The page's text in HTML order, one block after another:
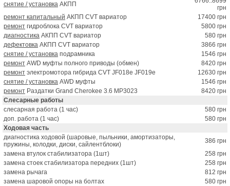
снятие / установка АКПП
грн
ремонт капитальный АКПП CVT вариатор
17400 грн
ремонт гидроблока CVT вариатор
5800 грн
диагностика АКПП CVT вариатор
580 грн
дефектовка АКПП CVT вариатор
3866 грн
снятие / установка подрамника
1546 грн
ремонт AWD муфты полного приводы (обмен)
8420 грн
ремонт электромотора гибрида CVT JF018e JF019e
12630 грн
снятие / установка AWD муфты
1546 грн
ремонт Раздатки Grand Cherokee 3.6 MP3023
8420 грн
Слесарные работы
слесарная работа (1 час)
580 грн
доп. работа (1 час)
580 грн
Ходовая часть
диагностика ходовой (шаровые, пыльники, амортизаторы,
пружины, колодки, диски, сайлентблоки)
386 грн
замена втулок стабилизатора (1шт)
258 грн
замена стоек стабилизатора передних (1шт)
258 грн
замена рычага
812 грн
замена шаровой опоры на болтах
580 грн